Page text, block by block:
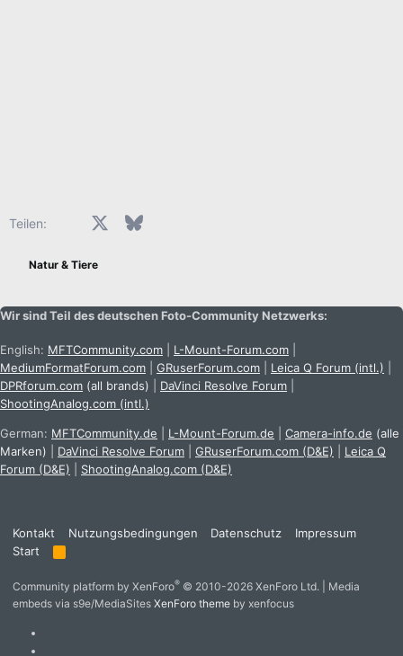
Teilen: FacebookX (Twitter)Bluesky
Natur & Tiere
Wir sind Teil des deutschen Foto-Community Netzwerks:
English: MFTCommunity.com L-Mount-Forum.com
MediumFormatForum.com
GRuserForum.com Leica Q Forum (intl.)
DPRforum.com (all brands) DaVinci Resolve Forum
ShootingAnalog.com (intl.)
German: MFTCommunity.de L-Mount-Forum.de Camera-info.de (alle
Marken)
DaVinci Resolve Forum GRuserForum.com (D&E)
Leica Q
Forum (D&E)
ShootingAnalog.com (D&E)
Kontakt Nutzungsbedingungen Datenschutz
Impressum
Start
R
S
Community platform by XenForo® © 2010-2026 XenForo Ltd.
Media
embeds via s9e/MediaSites XenForo theme by xenfocus